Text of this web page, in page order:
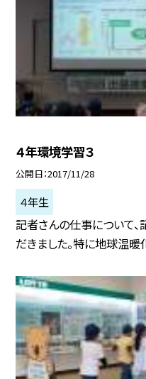
４年環境学習３
公開日 2017/11/28
４年生
記者さんの仕事について
だきました。特に地球温暖